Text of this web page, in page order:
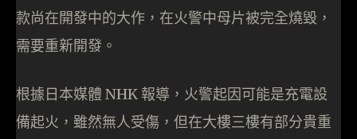
款尚在開發中的大作，在火警中母片被完全燒毀，
需要重新開發。
根據日本媒體 NHK 報導，火警起因可能是充電設
備起火，雖然無人受傷，但在大樓三樓有部分貴重